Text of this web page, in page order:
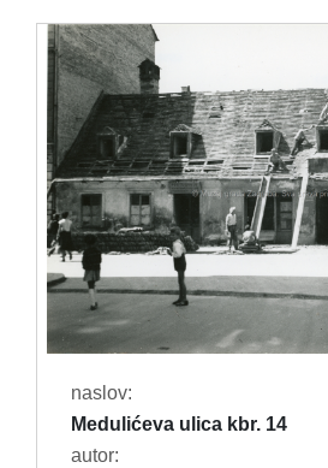
naslov:
Medulićeva ulica kbr. 14
autor: